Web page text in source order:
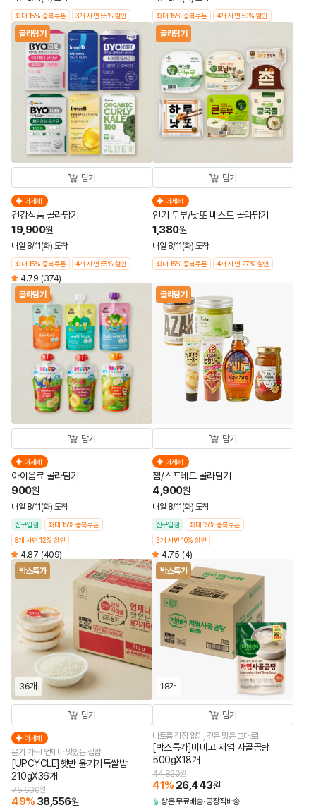
최대 15% 중복쿠폰 3개 사면 55% 할인 최대 15% 중복쿠폰 4개 사면 50% 할인
골라담기
담기
더세페
건강식품 골라담기
19,900원
내일 8/11(화) 도착
최대 15% 중복쿠폰 4개 사면 55% 할인
4.79 (374)
골라담기
담기
더세페
인기 두부/낫또 베스트 골라담기
1,380원
내일 8/11(화) 도착
최대 15% 중복쿠폰 4개 사면 27% 할인
골라담기
담기
더세페
아이음료 골라담기
900원
내일 8/11(화) 도착
신규입점
최대 15% 중복쿠폰
8개 사면 12% 할인
4.87 (409)
골라담기
담기
더세페
잼/스프레드 골라담기
4,900원
내일 8/11(화) 도착
신규입점
최대 15% 중복쿠폰
3개 사면 10% 할인
4.75 (4)
박스특가
36개
담기
더세페
윤기 가득! 언제나 맛있는 집밥
[UPCYCLE]햇반 윤기가득쌀밥
210gX36개
75,600원
49% 38,556원
박스특가
18개
담기
나트륨 걱정 없이, 깊은 맛은 그대로!
[박스특가]비비고 저염 사골곰탕
500gX18개
44,820원
41% 26,443원
상온무료배송 공장직배송